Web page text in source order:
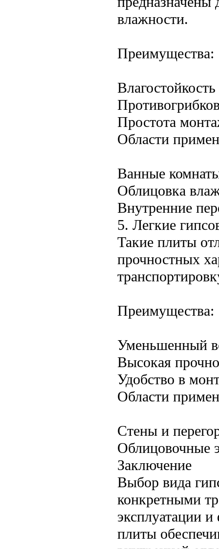
влажности.
Преимущества:
Простота
Области
Ванные
Облицовка
Внутренние
5. Легкие
Такие плиты
прочностных
Преимущества:
Уменьшенный
Высокая
Удобство в
Области
Стены и
Облицовочные
Заключение
Выбор вида
конкретными
эксплуатации
плиты